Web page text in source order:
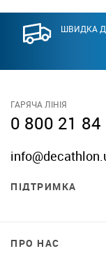
ШВИДКА
ГАРЯЧА ЛІНІЯ
0 800 21 84
ПІДТРИМКА
ПРО НАС